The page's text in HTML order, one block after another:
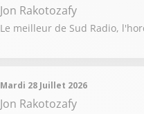
Jon Rakotozafy
Le meilleur de Sud Radio,
Mardi 28 Juillet 2026
Jon Rakotozafy